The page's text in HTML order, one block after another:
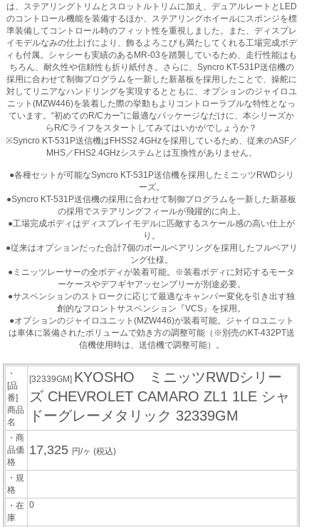
は、ステアリングトリムとスロットルトリムに加え、デュアルレートとLED
のコントロール機能を装備するほか、ステアリングホイールにスポンジを標
準装備してコントロール時のフィット性を重視しました。また、ディスプレ
イモデルなみの仕上げにより、飾るよろこびも満たしてくれる工場完成ボデ
ィも付属。シャシーも実績のあるMR-03を踏襲しているため、走行性能はも
ちろん、耐久性や信頼性も折り紙付き。さらに、Syncro KT-531P送信機の
採用に合わせて制御プログラムを一新した新基板を採用したことで、操舵に
対してリニアなハンドリングを実現するとともに、オプションのジャイロユ
ニット(MZW446)を装着した際の挙動もよりコントローラブルな特性となっ
ています。“初めてのR/Cカー”に最適なパッケージなだけに、本シリーズか
らR/Cライフをスタートしてみてはいかがでしょうか？
※Syncro KT-531P送信機はFHSS2.4GHzを採用しているため、従来のASF／
MHS／FHS2.4GHzシステムとは互換性がありません。
●各種セットが可能なSyncro KT-531P送信機を採用したミニッツRWDシリ
ーズ。
●Syncro KT-531P送信機の採用に合わせて制御プログラムを一新した新基板
の採用でステアリングフィールが飛躍的に向上。
●工場完成ボディはディスプレイモデルに匹敵するスケール感の高い仕上が
り。
●従来はオプションだった合計7個のボールベアリングを採用したフルベアリ
ング仕様。
●ミニッツレーサーの全ボディが装着可能。※装着ボディに対応するモータ
ーケースやデフギヤアッセンブリーが別途必要。
●サスペンションのストロークに応じて最適なキャンバー変化を引き出す独
創的なフロントサスペンション『VCS』を採用。
●オプションのジャイロユニット(MZW446)が装着可能。ジャイロユニット
は車体に装備されたボリュームで効き方の調整可能（※別売のKT-432PT送
信機使用時は、送信機で調整可能）。
・
[品
番]
商品
名
[32339GM] KYOSHO ミニッツRWDシリー
ズ CHEVROLET CAMARO ZL1 1LE シャ
ドーグレーメタリック 32339GM
・商
品価
格
17,325 円/ヶ(税込)
・規
格
・在
庫
0